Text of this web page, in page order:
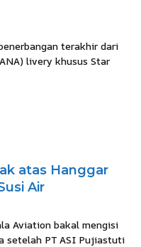
terakhir dari
livery khusus Star
atas Hanggar
Air
Aviation bakal mengisi
setelah PT ASI Pujiastuti